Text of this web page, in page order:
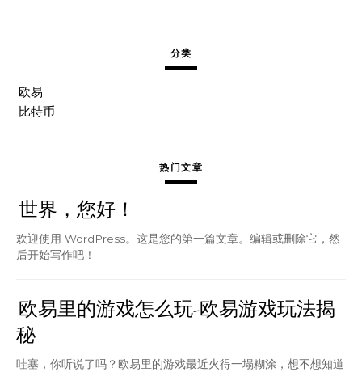
分类
欧易
比特币
热门文章
世界，您好！
欢迎使用 WordPress。这是您的第一篇文章。编辑或删除它，然
后开始写作吧！
欧易里的游戏怎么玩-欧易游戏玩法揭
秘
哇塞，你听说了吗？欧易里的游戏最近火得一塌糊涂，想不想知道